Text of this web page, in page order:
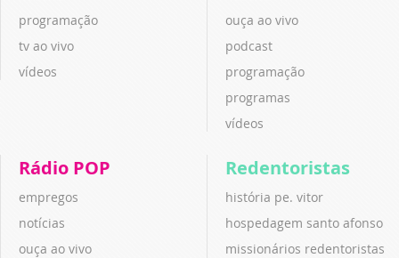
programação
tv ao vivo
vídeos
ouça ao vivo
podcast
programação
programas
vídeos
Rádio POP
empregos
notícias
ouça ao vivo
Redentoristas
história pe. vitor
hospedagem santo afonso
missionários redentoristas